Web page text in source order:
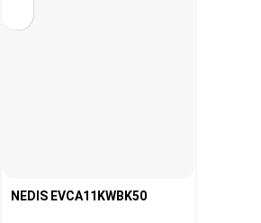
NEDIS EVCA11KWBK50